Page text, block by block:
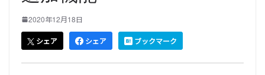
2020年12月18日
シェア シェア ブックマーク